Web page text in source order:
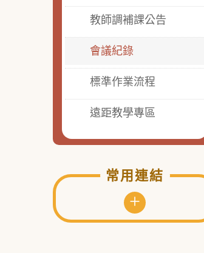
教師調補課公告
會議紀錄
標準作業流程
遠距教學專區
常用連結
+